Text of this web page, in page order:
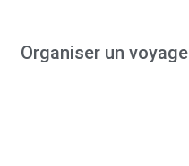
Organiser un voyage